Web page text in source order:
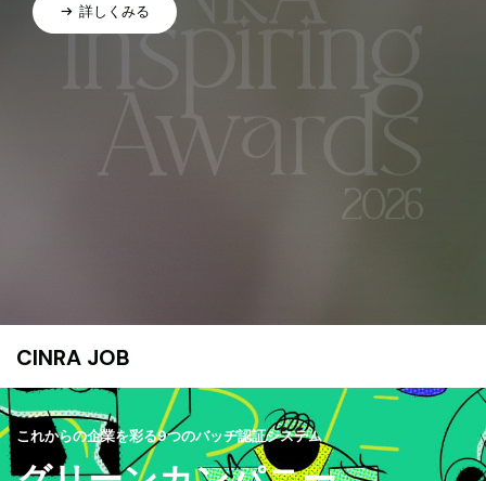
詳しくみる
CINRA JOB
これからの企業を彩る9つのバッヂ認証システム